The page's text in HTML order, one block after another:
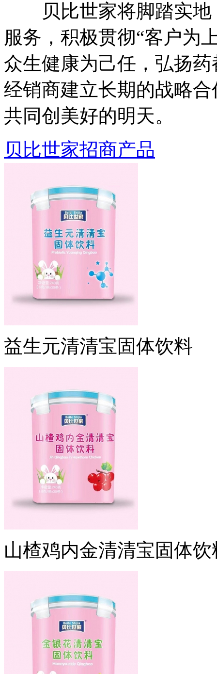
贝比世家将脚踏实地
服务，积极贯彻“客户为
众生健康为己任，弘扬
经销商建立长期的战略
共同创美好的明天。
贝比世家招商产品
益生元清清宝固体饮料
山楂鸡内金清清宝固体饮